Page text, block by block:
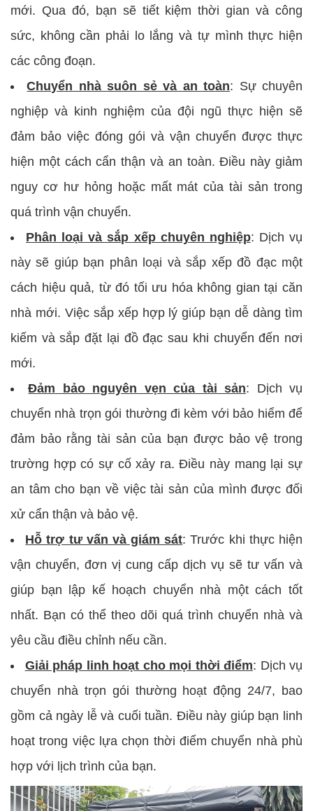
mới. Qua đó, bạn sẽ tiết kiệm thời gian và công
sức, không cần phải lo lắng và tự mình thực hiện
các công đoạn.
Chuyển nhà suôn sẻ và an toàn: Sự chuyên
nghiệp và kinh nghiệm của đội ngũ thực hiện sẽ
đảm bảo việc đóng gói và vận chuyển được thực
hiện một cách cẩn thận và an toàn. Điều này giảm
nguy cơ hư hỏng hoặc mất mát của tài sản trong
quá trình vận chuyển.
Phân loại và sắp xếp chuyên nghiệp: Dịch vụ
này sẽ giúp bạn phân loại và sắp xếp đồ đạc một
cách hiệu quả, từ đó tối ưu hóa không gian tại căn
nhà mới. Việc sắp xếp hợp lý giúp bạn dễ dàng tìm
kiếm và sắp đặt lại đồ đạc sau khi chuyển đến nơi
mới.
Đảm bảo nguyên vẹn của tài sản: Dịch vụ
chuyển nhà trọn gói thường đi kèm với bảo hiểm để
đảm bảo rằng tài sản của bạn được bảo vệ trong
trường hợp có sự cố xảy ra. Điều này mang lại sự
an tâm cho bạn về việc tài sản của mình được đối
xử cẩn thận và bảo vệ.
Hỗ trợ tư vấn và giám sát: Trước khi thực hiện
vận chuyển, đơn vị cung cấp dịch vụ sẽ tư vấn và
giúp bạn lập kế hoạch chuyển nhà một cách tốt
nhất. Bạn có thể theo dõi quá trình chuyển nhà và
yêu cầu điều chỉnh nếu cần.
Giải pháp linh hoạt cho mọi thời điểm: Dịch vụ
chuyển nhà trọn gói thường hoạt động 24/7, bao
gồm cả ngày lễ và cuối tuần. Điều này giúp bạn linh
hoạt trong việc lựa chọn thời điểm chuyển nhà phù
hợp với lịch trình của bạn.